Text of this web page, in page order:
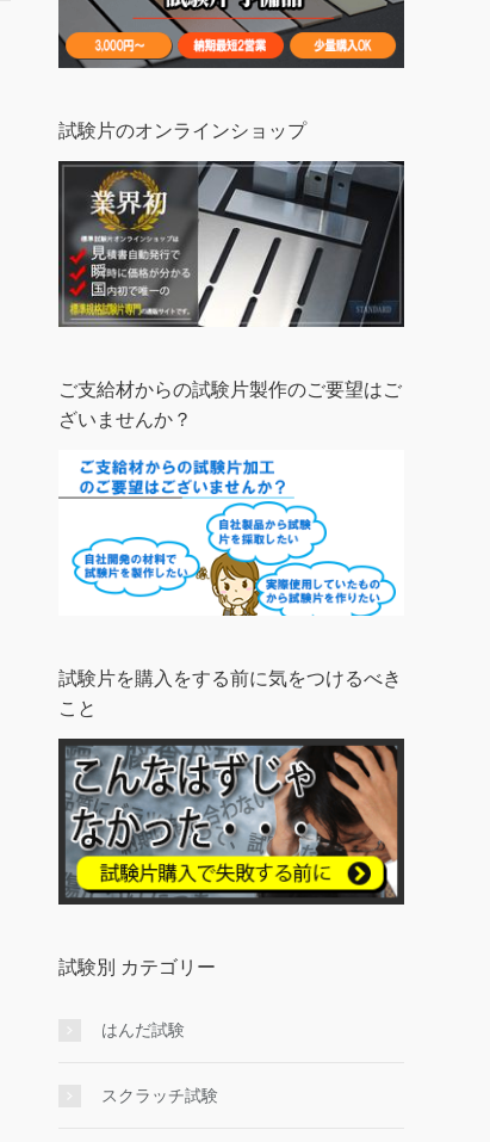
試験片のオンラインショップ
ご支給材からの試験片製作のご要望はご
ざいませんか？
試験片を購入をする前に気をつけるべき
こと
試験別 カテゴリー
はんだ試験
スクラッチ試験